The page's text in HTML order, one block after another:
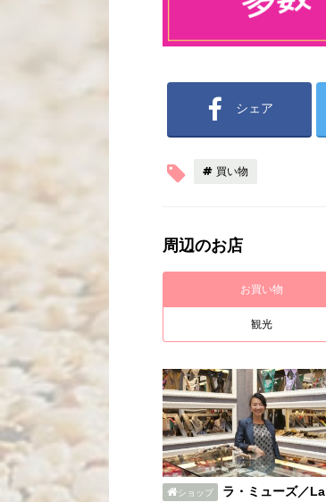
シェア
買い物
周辺のお店
お買い物
観光
ショップ
ラ・ミューズ／La